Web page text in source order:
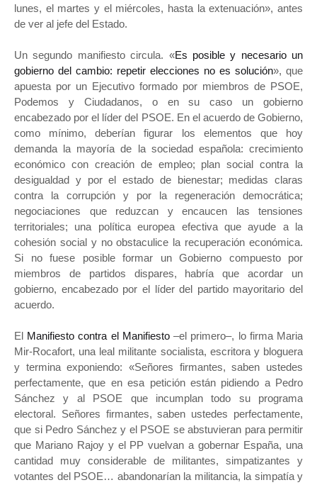
lunes, el martes y el miércoles, hasta la extenuación», antes
de ver al jefe del Estado.
Un segundo manifiesto circula. «Es posible y necesario un
gobierno del cambio: repetir elecciones no es solución», que
apuesta por un Ejecutivo formado por miembros de PSOE,
Podemos y Ciudadanos, o en su caso un gobierno
encabezado por el líder del PSOE. En el acuerdo de Gobierno,
como mínimo, deberían figurar los elementos que hoy
demanda la mayoría de la sociedad española: crecimiento
económico con creación de empleo; plan social contra la
desigualdad y por el estado de bienestar; medidas claras
contra la corrupción y por la regeneración democrática;
negociaciones que reduzcan y encaucen las tensiones
territoriales; una política europea efectiva que ayude a la
cohesión social y no obstaculice la recuperación económica.
Si no fuese posible formar un Gobierno compuesto por
miembros de partidos dispares, habría que acordar un
gobierno, encabezado por el líder del partido mayoritario del
acuerdo.
El Manifiesto contra el Manifiesto–el primero–, lo firma Maria
Mir-Rocafort, una leal militante socialista, escritora y bloguera
y termina exponiendo: «Señores firmantes, saben ustedes
perfectamente, que en esa petición están pidiendo a Pedro
Sánchez y al PSOE que incumplan todo su programa
electoral. Señores firmantes, saben ustedes perfectamente,
que si Pedro Sánchez y el PSOE se abstuvieran para permitir
que Mariano Rajoy y el PP vuelvan a gobernar España, una
cantidad muy considerable de militantes, simpatizantes y
votantes del PSOE… abandonarían la militancia, la simpatía y